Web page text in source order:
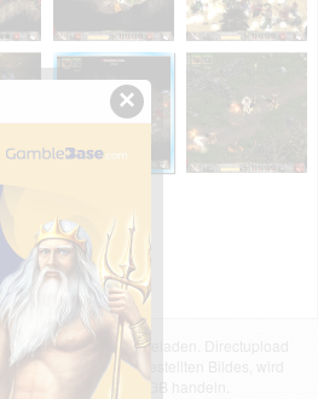
einem Nutzer hochgeladen. Directupload
den Inhalt des dargestellten Bildes, wird
§2(3) unserer AGB handeln.
×